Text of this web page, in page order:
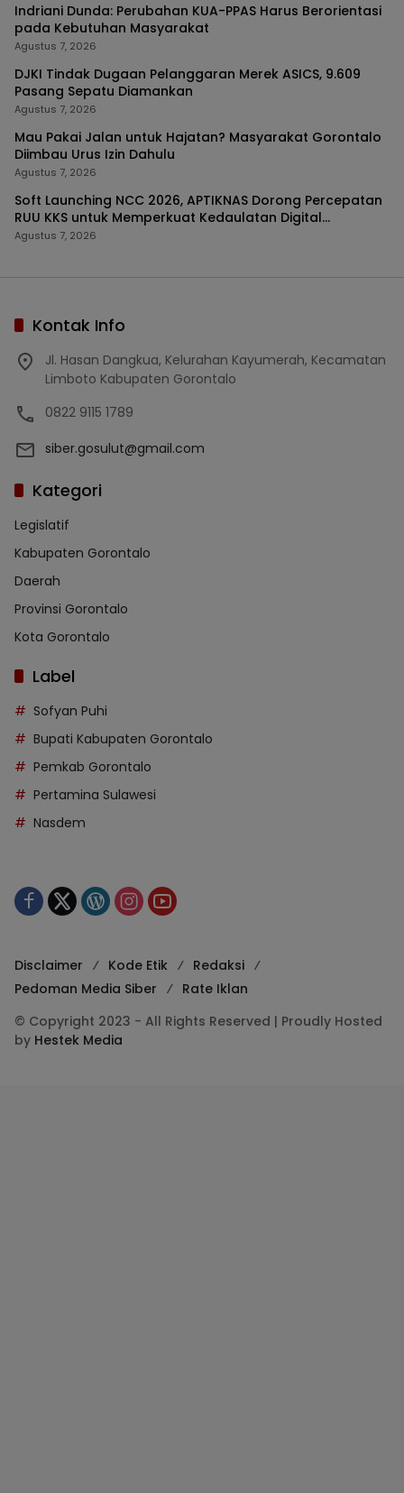
Indriani Dunda: Perubahan KUA-PPAS Harus Berorientasi
pada Kebutuhan Masyarakat
Agustus 7, 2026
DJKI Tindak Dugaan Pelanggaran Merek ASICS, 9.609
Pasang Sepatu Diamankan
Agustus 7, 2026
Mau Pakai Jalan untuk Hajatan? Masyarakat Gorontalo
Diimbau Urus Izin Dahulu
Agustus 7, 2026
Soft Launching NCC 2026, APTIKNAS Dorong Percepatan
RUU KKS untuk Memperkuat Kedaulatan Digital
Indonesia
Agustus 7, 2026
Kontak Info
Jl. Hasan Dangkua, Kelurahan Kayumerah, Kecamatan
Limboto Kabupaten Gorontalo
0822 9115 1789
siber.gosulut@gmail.com
Kategori
Legislatif
Kabupaten Gorontalo
Daerah
Provinsi Gorontalo
Kota Gorontalo
Label
Sofyan Puhi
Bupati Kabupaten Gorontalo
Pemkab Gorontalo
Pertamina Sulawesi
Nasdem
Disclaimer Kode Etik
Redaksi
Pedoman Media Siber
Rate Iklan
© Copyright 2023 - All Rights Reserved | Proudly Hosted
by Hestek Media